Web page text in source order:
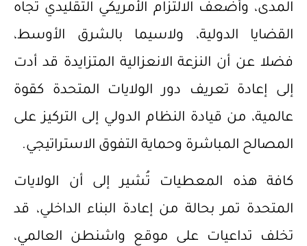
المدى، وأضعف الالتزام الأمريكي التقليدي تجاه
القضايا الدولية، ولاسيما بالشرق الأوسط،
فضلا عن أن النزعة الانعزالية المتزايدة قد أدت
إلى إعادة تعريف دور الولايات المتحدة كقوة
عالمية، من قيادة النظام الدولي إلى التركيز على
المصالح المباشرة وحماية التفوق الاستراتيجي.
كافة هذه المعطيات تُشير إلى أن الولايات
المتحدة تمر بحالة من إعادة البناء الداخلي، قد
تخلف تداعيات على موقع واشنطن العالمي،